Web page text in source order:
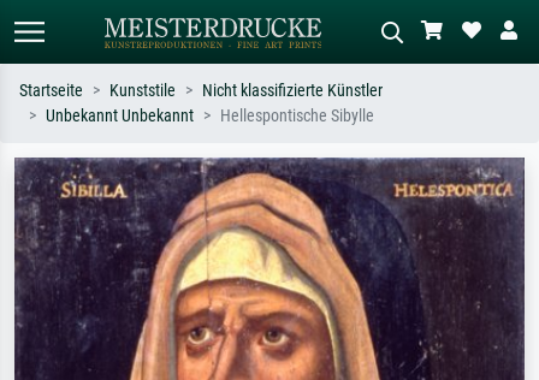
Suchen Sie nach Künstlern, Werktiteln
oder Stilen – z.B. Monet,
Sternennacht, Impressionismus, Welle
Hokusai, Akt.
Beschreiben Sie die Szene – z.B. Grüne
Wiese, Abstrakt mit viel Rot, Dunkles
Ölgemälde, Stehender Akt neben einem
Baum.
Startseite Kunststile
Nicht klassifizierte Künstler
Unbekannt Unbekannt
Hellespontische Sibylle